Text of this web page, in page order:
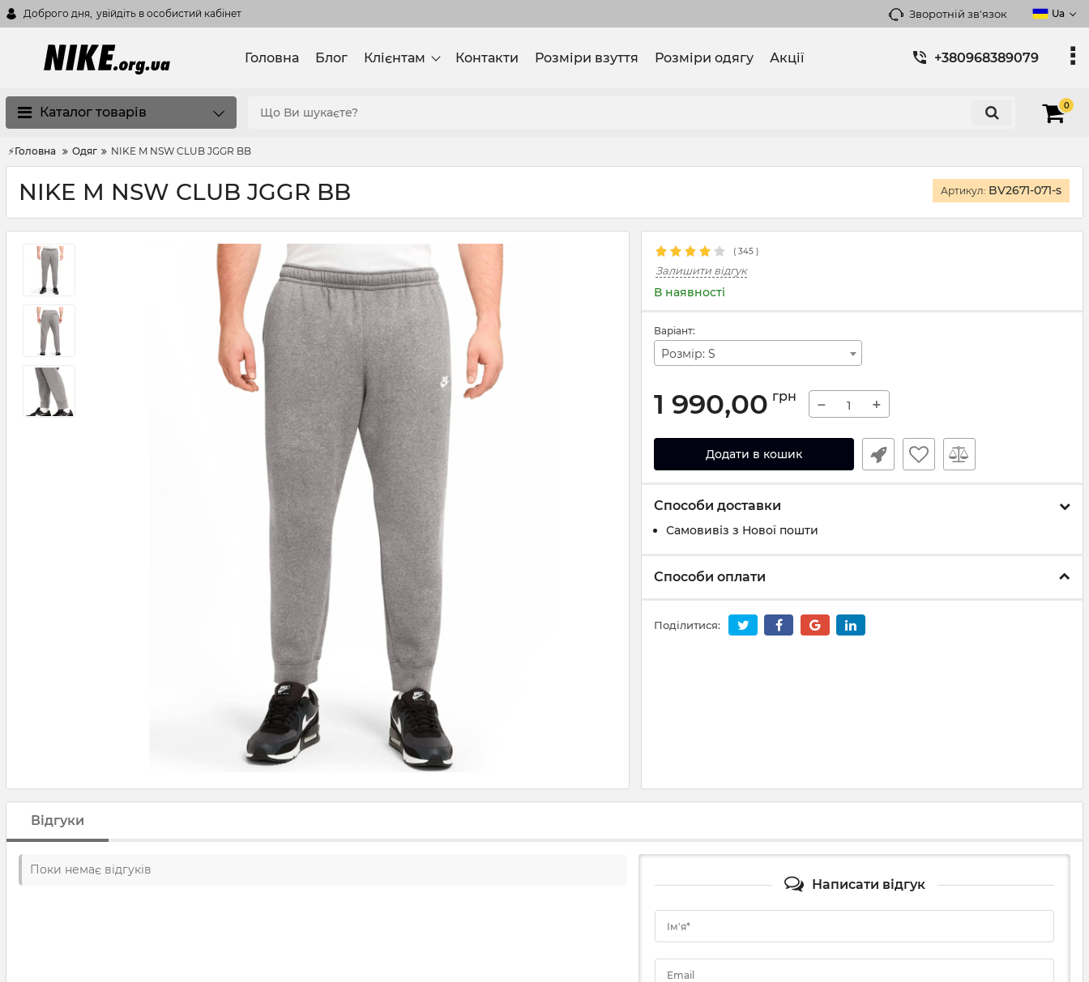
Доброго дня, увійдіть в особистий кабінет Зворотній зв'язок Ua
Головна Блог Клієнтам Контакти Розміри взуття Розміри одягу Акції +380968389079
Каталог товарів 0
⚡Головна Одяг NIKE M NSW CLUB JGGR BB
NIKE M NSW CLUB JGGR BB Артикул: BV2671-071-s
( 345 )
Залишити відгук
В наявності
Варіант:
Розмір: S
1 990,00 грн − +
Додати в кошик
Способи доставки
Самовивіз з Нової пошти
Способи оплати
Поділитися:
Відгуки
Поки немає відгуків
Написати відгук
Ім'я*
Email